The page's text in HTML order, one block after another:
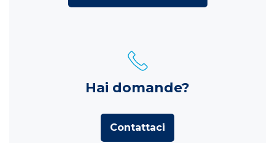
Hai domande?
Contattaci